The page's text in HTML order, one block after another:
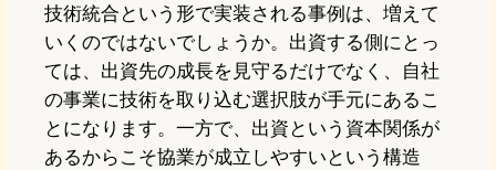
技術統合という形で実装される事例は、増えて
いくのではないでしょうか。出資する側にとっ
ては、出資先の成長を見守るだけでなく、自社
の事業に技術を取り込む選択肢が手元にあるこ
とになります。一方で、出資という資本関係が
あるからこそ協業が成立しやすいという構造